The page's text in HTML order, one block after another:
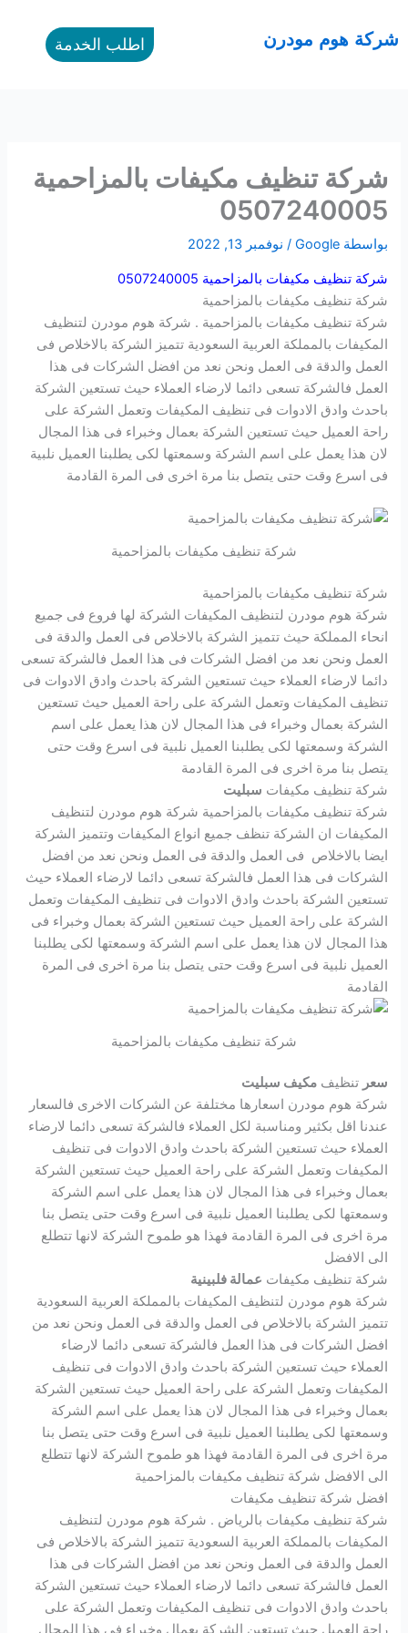
إلى
المحتوى
شركة هوم مودرن القائمةاطلب الخدمة
شركة تنظيف مكيفات بالمزاحمية
0507240005
بواسطة Google
/ نوفمبر 13, 2022
شركة تنظيف مكيفات بالمزاحمية 0507240005
شركة تنظيف مكيفات بالمزاحمية
شركة تنظيف مكيفات بالمزاحمية . شركة هوم مودرن لتنظيف
المكيفات بالمملكة العربية السعودية تتميز الشركة بالاخلاص فى
العمل والدقة فى العمل ونحن نعد من افضل الشركات فى هذا
العمل فالشركة تسعى دائما لارضاء العملاء حيث تستعين الشركة
باحدث وادق الادوات فى تنظيف المكيفات وتعمل الشركة على
راحة العميل حيث تستعين الشركة بعمال وخبراء فى هذا المجال
لان هذا يعمل على اسم الشركة وسمعتها لكى يطلبنا العميل نلبية
فى اسرع وقت حتى يتصل بنا مرة اخرى فى المرة القادمة
شركة تنظيف مكيفات بالمزاحمية
شركة تنظيف مكيفات بالمزاحمية
شركة هوم مودرن لتنظيف المكيفات الشركة لها فروع فى جميع
انحاء المملكة حيث تتميز الشركة بالاخلاص فى العمل والدقة فى
العمل ونحن نعد من افضل الشركات فى هذا العمل فالشركة تسعى
دائما لارضاء العملاء حيث تستعين الشركة باحدث وادق الادوات فى
تنظيف المكيفات وتعمل الشركة على راحة العميل حيث تستعين
الشركة بعمال وخبراء فى هذا المجال لان هذا يعمل على اسم
الشركة وسمعتها لكى يطلبنا العميل نلبية فى اسرع وقت حتى
يتصل بنا مرة اخرى فى المرة القادمة
شركة تنظيف مكيفات سبليت
شركة تنظيف مكيفات بالمزاحمية شركة هوم مودرن لتنظيف
المكيفات ان الشركة تنظف جميع انواع المكيفات وتتميز الشركة
ايضا بالاخلاص فى العمل والدقة فى العمل ونحن نعد من افضل
الشركات فى هذا العمل فالشركة تسعى دائما لارضاء العملاء حيث
تستعين الشركة باحدث وادق الادوات فى تنظيف المكيفات وتعمل
الشركة على راحة العميل حيث تستعين الشركة بعمال وخبراء فى
هذا المجال لان هذا يعمل على اسم الشركة وسمعتها لكى يطلبنا
العميل نلبية فى اسرع وقت حتى يتصل بنا مرة اخرى فى المرة
القادمة
شركة تنظيف مكيفات بالمزاحمية
سعر تنظيفمكيف سبليت
شركة هوم مودرن اسعارها مختلفة عن الشركات الاخرى فالسعار
عندنا اقل بكثير ومناسبة لكل العملاء فالشركة تسعى دائما لارضاء
العملاء حيث تستعين الشركة باحدث وادق الادوات فى تنظيف
المكيفات وتعمل الشركة على راحة العميل حيث تستعين الشركة
بعمال وخبراء فى هذا المجال لان هذا يعمل على اسم الشركة
وسمعتها لكى يطلبنا العميل نلبية فى اسرع وقت حتى يتصل بنا
مرة اخرى فى المرة القادمة فهذا هو طموح الشركة لانها تتطلع
الى الافضل
شركة تنظيف مكيفات عمالة فلبينية
شركة هوم مودرن لتنظيف المكيفات بالمملكة العربية السعودية
تتميز الشركة بالاخلاص فى العمل والدقة فى العمل ونحن نعد من
افضل الشركات فى هذا العمل فالشركة تسعى دائما لارضاء
العملاء حيث تستعين الشركة باحدث وادق الادوات فى تنظيف
المكيفات وتعمل الشركة على راحة العميل حيث تستعين الشركة
بعمال وخبراء فى هذا المجال لان هذا يعمل على اسم الشركة
وسمعتها لكى يطلبنا العميل نلبية فى اسرع وقت حتى يتصل بنا
مرة اخرى فى المرة القادمة فهذا هو طموح الشركة لانها تتطلع
الى الافضل شركة تنظيف مكيفات بالمزاحمية
افضل شركة تنظيف مكيفات
شركة تنظيف مكيفات بالرياض . شركة هوم مودرن لتنظيف
المكيفات بالمملكة العربية السعودية تتميز الشركة بالاخلاص فى
العمل والدقة فى العمل ونحن نعد من افضل الشركات فى هذا
العمل فالشركة تسعى دائما لارضاء العملاء حيث تستعين الشركة
باحدث وادق الادوات فى تنظيف المكيفات وتعمل الشركة على